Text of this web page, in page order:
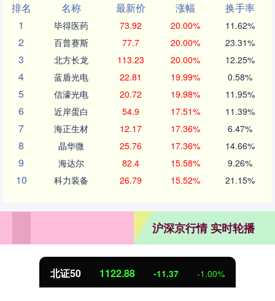
排名
名称 最新价 涨幅
换手率
1
毕得医药 73.92 20.00% 11.62%
2 百普赛斯 77.7 20.00% 23.31%
3 北方长龙 113.23 20.00% 12.25%
4 蓝盾光电 22.81 19.99% 0.58%
5 信濠光电 20.72 19.98% 11.95%
6 近岸蛋白 54.9 17.51% 11.39%
7 海正生材 12.17 17.36% 6.47%
8 晶华微 25.76 17.36% 14.66%
9 海达尔 82.4 15.58% 9.26%
10 科力装备 26.79 15.52% 21.15%
沪深京行情 实时轮播
北证50 1122.88 -11.37 -1.00%